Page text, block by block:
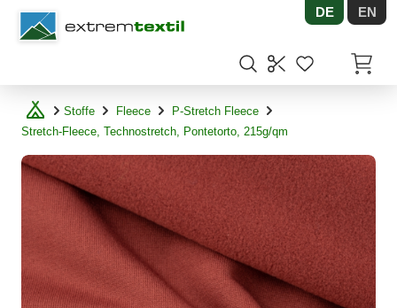
Shopware DE EN
Stoffe Fleece
P-Stretch Fleece
Stretch-Fleece, Technostretch, Pontetorto, 215g/qm